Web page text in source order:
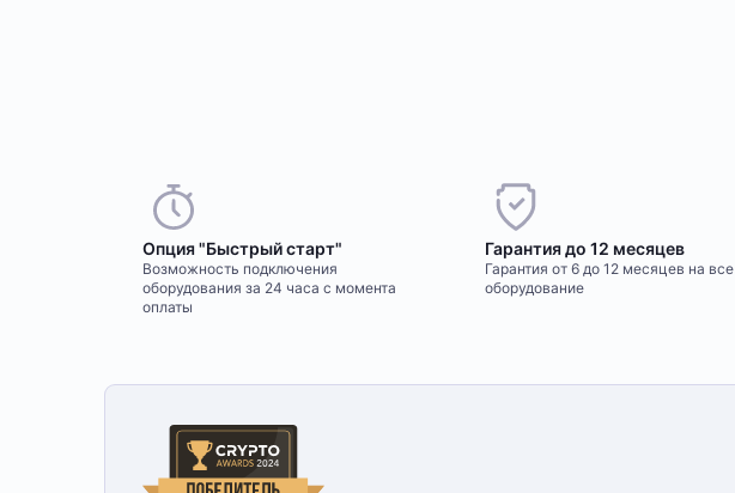
Опция "Быстрый старт"
Возможность подключения
оборудования за 24 часа с момента
оплаты
Гарантия до 12 месяцев
Гарантия от 6 до 12 месяцев на все
оборудование